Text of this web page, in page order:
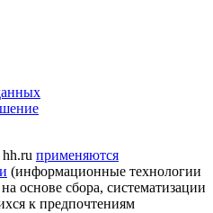
применяются
(информационные технологии
основе сбора, систематизации
к предпочтениям